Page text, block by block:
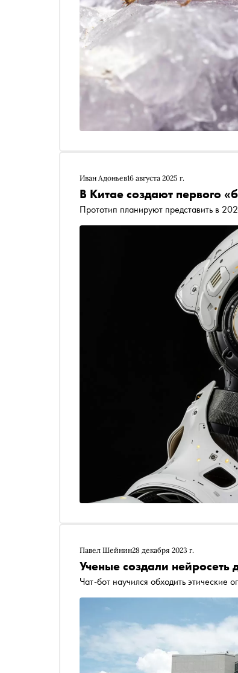
Иван Адоньев16 августа 2025 г.
В Китае создают первого
Прототип планируют представить в
Павел Шейнин28 декабря 2023 г.
Ученые создали нейросеть
Чат-бот научился обходить этические